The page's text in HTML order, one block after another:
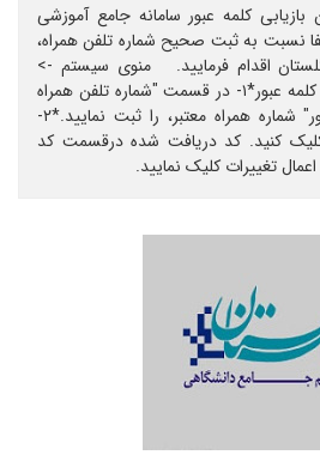
بازیابی کلمه عبور سامانه جامع آموزشی
نسبت به ثبت صحیح شماره تلفن همراه،
اقدام فرمایید. منوی سیستم ->
کاربران -> تنظیمات بازیابی کلمه عبور*۱- در قسمت "شماره تلفن همراه
جدید برای ارسال کلمه عبور" شماره همراه معتبر، را ثبت نمایید.*۲-
کنید. کد دریافت شده درقسمت کد